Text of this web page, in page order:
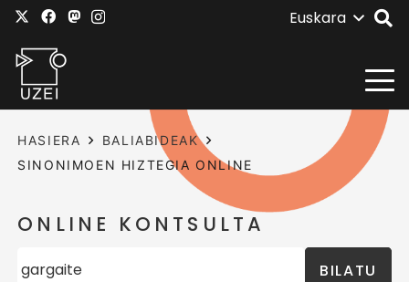
Euskara
HASIERA
BALIABIDEAK
SINONIMOEN HIZTEGIA ONLINE
ONLINE KONTSULTA
BILATU